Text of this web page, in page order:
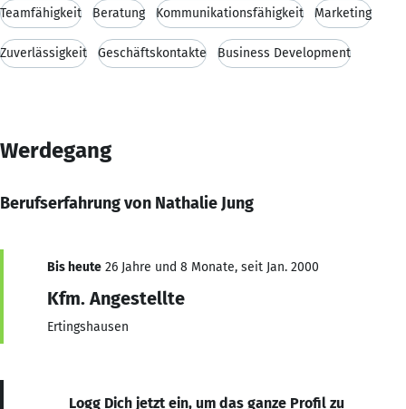
Teamfähigkeit Beratung Kommunikationsfähigkeit Marketing
Zuverlässigkeit Geschäftskontakte Business Development
Werdegang
Berufserfahrung von Nathalie Jung
Bis heute 26 Jahre und 8 Monate, seit Jan. 2000
Kfm. Angestellte
Ertingshausen
Logg Dich jetzt ein, um das ganze Profil zu